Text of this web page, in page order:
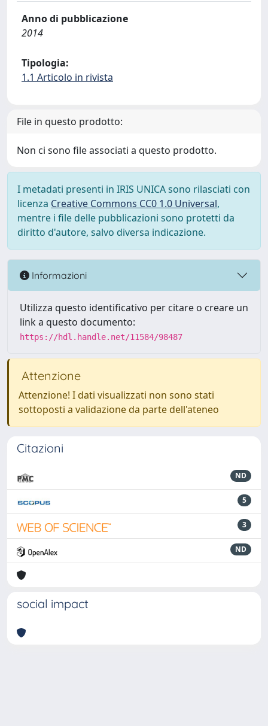
Anno di pubblicazione
2014
Tipologia:
1.1 Articolo in rivista
File in questo prodotto:
Non ci sono file associati a questo prodotto.
I metadati presenti in IRIS UNICA sono rilasciati con
licenza Creative Commons CC0 1.0 Universal,
mentre i file delle pubblicazioni sono protetti da
diritto d'autore, salvo diversa indicazione.
Informazioni
Utilizza questo identificativo per citare o creare un
link a questo documento:
https://hdl.handle.net/11584/98487
Attenzione
Attenzione! I dati visualizzati non sono stati
sottoposti a validazione da parte dell'ateneo
Citazioni
ND
5
3
ND
social impact